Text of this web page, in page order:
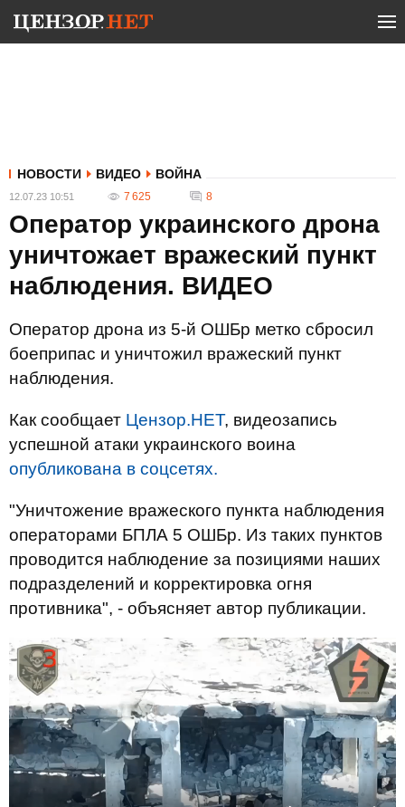
НОВОСТИ ВИДЕО ВОЙНА
12.07.23 10:51 7 625 8
Оператор украинского дрона
уничтожает вражеский пункт
наблюдения. ВИДЕО
Оператор дрона из 5-й ОШБр метко сбросил
боеприпас и уничтожил вражеский пункт
наблюдения.
Как сообщает Цензор.НЕТ, видеозапись
успешной атаки украинского воина
опубликована в соцсетях.
"Уничтожение вражеского пункта наблюдения
операторами БПЛА 5 ОШБр. Из таких пунктов
проводится наблюдение за позициями наших
подразделений и корректировка огня
противника", - объясняет автор публикации.